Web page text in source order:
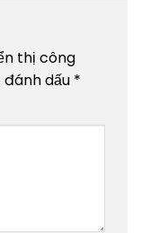
thị công
dấu *